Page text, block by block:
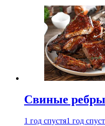
Свиные
1 год спустя1 год